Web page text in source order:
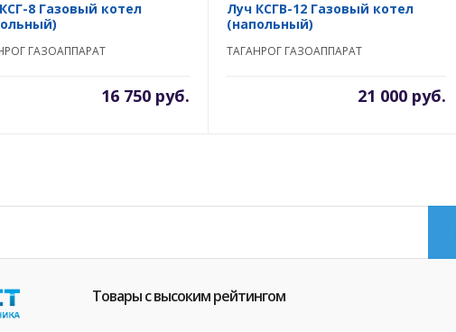
8 Газовый котел
ГАЗОАППАРАТ
16 750 руб.
Луч КСГВ-12 Газовый котел
(напольный)
ТАГАНРОГ ГАЗОАППАРАТ
21 000 руб.
Товары с высоким рейтингом